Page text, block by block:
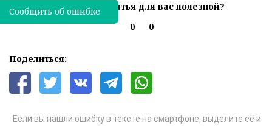
Была ли эта статья для вас полезной?
0
0
Поделиться:
Если вы нашли ошибку в тексте на смартфоне, выделите её и
Сообщить об ошибке